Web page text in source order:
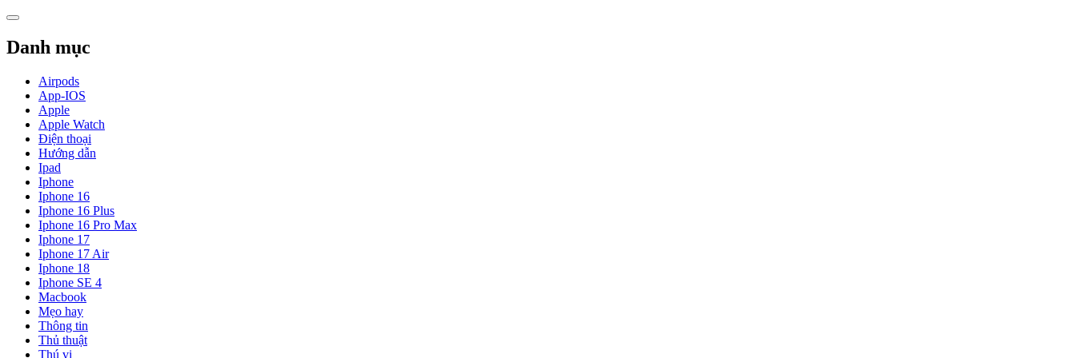
Skip
content
Danh mục
Airpods
App-IOS
Apple
Apple Watch
Điện thoại
Hướng dẫn
Ipad
Iphone
Iphone 16
Iphone 16 Plus
Iphone 16 Pro Max
Iphone 17
Iphone 17 Air
Iphone 18
Iphone SE 4
Macbook
Mẹo hay
Thông tin
Thủ thuật
Thú vị